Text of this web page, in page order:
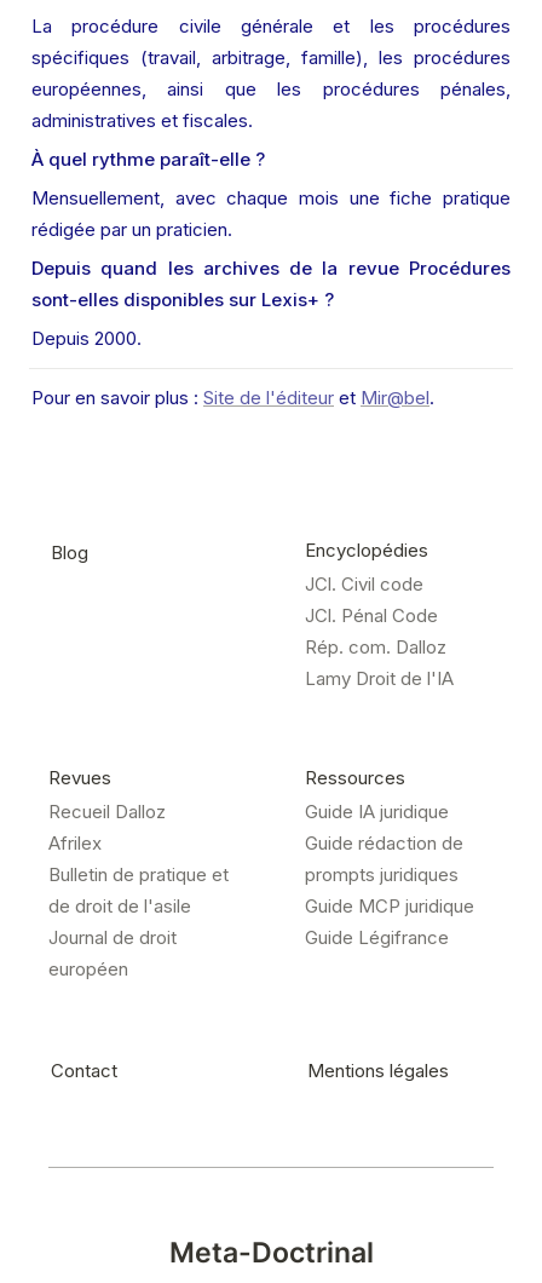
La procédure civile générale et les procédures
spécifiques (travail, arbitrage, famille), les procédures
européennes, ainsi que les procédures pénales,
administratives et fiscales.
À quel rythme paraît-elle ?
Mensuellement, avec chaque mois une fiche pratique
rédigée par un praticien.
Depuis quand les archives de la revue Procédures
sont-elles disponibles sur Lexis+ ?
Depuis 2000.
Pour en savoir plus : Site de l'éditeur et Mir@bel.
Meta-Doctrinal
Blog
Encyclopédies
JCl. Civil code
JCl. Pénal Code
Rép. com. Dalloz
Lamy Droit de l'IA
Revues
Recueil Dalloz
Afrilex
Bulletin de pratique et
de droit de l'asile
Journal de droit
européen
Ressources
Guide IA juridique
Guide rédaction de
prompts juridiques
Guide MCP juridique
Guide Légifrance
Contact Mentions légales